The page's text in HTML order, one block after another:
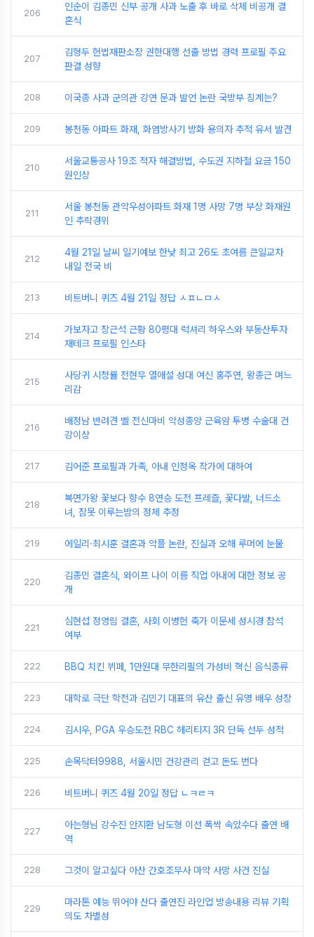
206
인순이 김종민 신부 공개 사과 노출 후 바로 삭제 비공개 결
혼식
207
김형두 헌법재판소장 권한대행 선출 방법 경력 프로필 주요
판결 성향
208 이국종 사과 군의관 강연 문과 발언 논란 국방부 징계는?
209 봉천동 아파트 화재, 화염방사기 방화 용의자 추적 유서 발견
210
서울교통공사 19조 적자 해결방법, 수도권 지하철 요금 150
원인상
211
서울 봉천동 관악우성아파트 화재 1명 사망 7명 부상 화재원
인 추락경위
212
4월 21일 날씨 일기예보 한낮 최고 26도 초여름 큰일교차
내일 전국 비
213 비트버니 퀴즈 4월 21일 정답 ㅅㅍㄴㅁㅅ
214
가보자고 장근석 근황 80평대 럭셔리 하우스와 부동산투자
재테크 프로필 인스타
215
사당귀 시청률 전현무 열애설 성대 여신 홍주연, 왕종근 며느
리감
216
배정남 반려견 벨 전신마비 악성종양 근육암 투병 수술대 건
강이상
217 김어준 프로필과 가족, 아내 인정옥 작가에 대하여
218
복면가왕 꽃보다 향수 8연승 도전 프레즐, 꽃다발, 너드소
녀, 잠못 이루는밤의 정체 추정
219 에일리·최시훈 결혼과 악플 논란, 진실과 오해 루머에 눈물
220
김종민 결혼식, 와이프 나이 이름 직업 아내에 대한 정보 공
개
221
심현섭 정영림 결혼, 사회 이병헌 축가 이문세 성시경 참석
여부
222 BBQ 치킨 뷔페, 1만원대 무한리필의 가성비 혁신 음식종류
223 대학로 극단 학전과 김민기 대표의 유산 출신 유명 배우 성장
224 김시우, PGA 우승도전 RBC 헤리티지 3R 단독 선두 성적
225 손목닥터9988, 서울시민 건강관리 걷고 돈도 번다
226 비트버니 퀴즈 4월 20일 정답 ㄴㅋㄹㅋ
227
아는형님 강수진 안지환 남도형 이선 폭싹 속았수다 출연 배
역
228 그것이 알고싶다 아산 간호조무사 마약 사망 사건 진실
229
마라톤 예능 뛰어야 산다 출연진 라인업 방송내용 리뷰 기획
의도 차별성